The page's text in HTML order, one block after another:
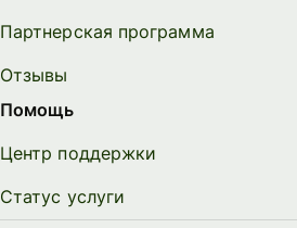
Партнерская программа
Отзывы
Помощь
Центр поддержки
Статус услуги